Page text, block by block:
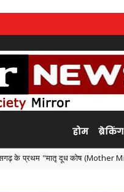
होम ब्रेकिंग
कोष (Mother Milk Bank)" की घोषणा